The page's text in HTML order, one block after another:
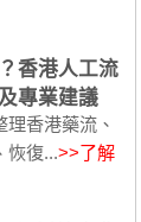
香港人工流
專業建議
香港藥流、
恢復...>>了解